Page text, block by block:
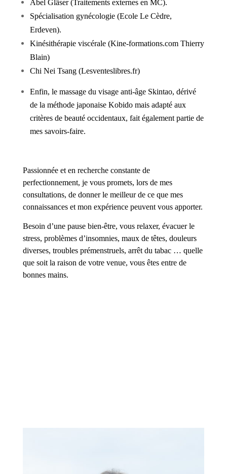
Abel Gläser (Traitements externes en MC).
Spécialisation gynécologie (Ecole Le Cèdre,
Erdeven).
Kinésithérapie viscérale (Kine-formations.com Thierry
Blain)
Chi Nei Tsang (Lesventeslibres.fr)
Enfin, le massage du visage anti-âge Skintao, dérivé
de la méthode japonaise Kobido mais adapté aux
critères de beauté occidentaux, fait également partie de
mes savoirs-faire.
Passionnée et en recherche constante de
perfectionnement, je vous promets, lors de mes
consultations, de donner le meilleur de ce que mes
connaissances et mon expérience peuvent vous apporter.
Besoin d’une pause bien-être, vous relaxer, évacuer le
stress, problèmes d’insomnies, maux de têtes, douleurs
diverses, troubles prémenstruels, arrêt du tabac … quelle
que soit la raison de votre venue, vous êtes entre de
bonnes mains.